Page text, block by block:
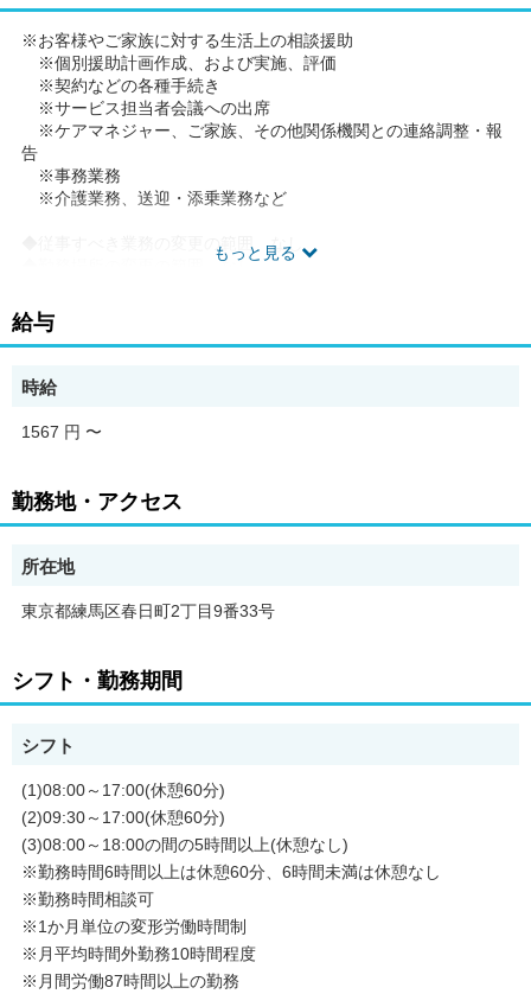
もっと見る
※お客様やご家族に対する生活上の相談援助
※個別援助計画作成、および実施、評価
※契約などの各種手続き
※サービス担当者会議への出席
※ケアマネジャー、ご家族、その他関係機関との連絡調整・報
告
※事務業務
※介護業務、送迎・添乗業務など
◆従事すべき業務の変更の範囲 なし
◆勤務場所の変更の範囲 なし
数の上限)就業規則に定める禁止行為・懲戒事由等に該当しない場
合。更新上限なし。
他事業所も併せて選考が可能です。
給与
時給
1567 円 〜
勤務地・アクセス
所在地
東京都練馬区春日町2丁目9番33号
シフト・勤務期間
シフト
(1)08:00～17:00(休憩60分)
(2)09:30～17:00(休憩60分)
(3)08:00～18:00の間の5時間以上(休憩なし)
※勤務時間6時間以上は休憩60分、6時間未満は休憩なし
※勤務時間相談可
※1か月単位の変形労働時間制
※月平均時間外勤務10時間程度
※月間労働87時間以上の勤務